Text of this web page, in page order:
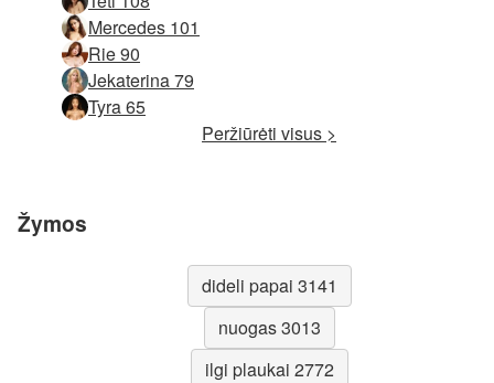
Mercedes 101
Rie 90
Jekaterina 79
Tyra 65
Peržiūrėti visus >
Žymos
dideli papai 3141
nuogas 3013
ilgi plaukai 2772